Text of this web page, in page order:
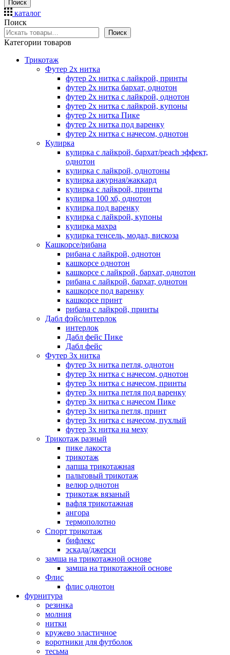
Поиск
каталог
Поиск
Поиск
Категории товаров
Трикотаж
Футер 2х нитка
футер 2х нитка с лайкрой, принты
футер 2х нитка бархат, однотон
футер 2х нитка с лайкрой, однотон
футер 2х нитка с лайкрой, купоны
футер 2х нитка Пике
футер 2х нитка под варенку
футер 2х нитка с начесом, однотон
Кулирка
кулирка с лайкрой, бархат/peach эффект,
однотон
кулирка с лайкрой, однотоны
кулирка ажурная/жаккард
кулирка с лайкрой, принты
кулирка 100 хб, однотон
кулирка под варенку
кулирка с лайкрой, купоны
кулирка махра
кулирка тенсель, модал, вискоза
Кашкорсе/рибана
рибана с лайкрой, однотон
кашкорсе однотон
кашкорсе с лайкрой, бархат, однотон
рибана с лайкрой, бархат, однотон
кашкорсе под варенку
кашкорсе принт
рибана с лайкрой, принты
Дабл фэйс/интерлок
интерлок
Дабл фейс Пике
Дабл фейс
Футер 3х нитка
футер 3х нитка петля, однотон
футер 3х нитка с начесом, однотон
футер 3х нитка с начесом, принты
футер 3х нитка петля под варенку
футер 3х нитка с начесом Пике
футер 3х нитка петля, принт
футер 3х нитка с начесом, пухлый
футер 3х нитка на меху
Трикотаж разный
пике лакоста
трикотаж
лапша трикотажная
пальтовый трикотаж
велюр однотон
трикотаж вязаный
вафля трикотажная
ангора
термополотно
Спорт трикотаж
бифлекс
эскада/джерси
замша на трикотажной основе
замша на трикотажной основе
Флис
флис однотон
фурнитура
резинка
молния
нитки
кружево эластичное
воротники для футболок
тесьма